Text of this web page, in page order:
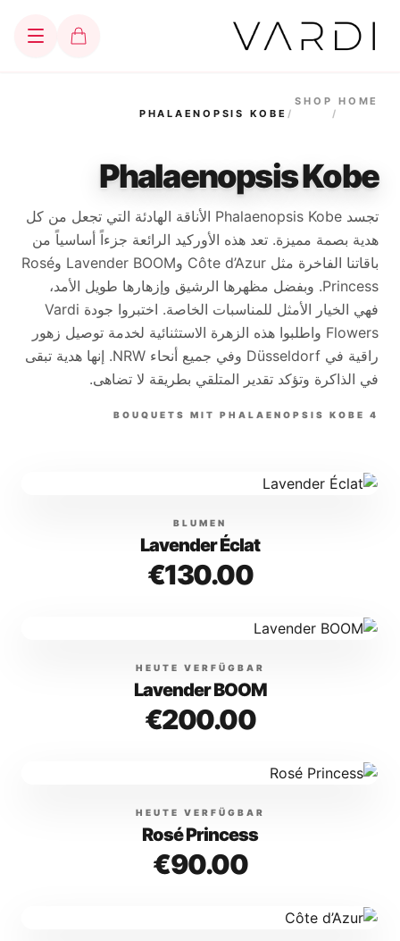
HOME
/
SHOP
/
PHALAENOPSIS KOBE
Phalaenopsis Kobe
تجسد Phalaenopsis Kobe الأناقة الهادئة التي تجعل من كل
هدية بصمة مميزة. تعد هذه الأوركيد الرائعة جزءاً أساسياً من
باقاتنا الفاخرة مثل Côte d’Azur وLavender BOOM وRosé
Princess. وبفضل مظهرها الرشيق وإزهارها طويل الأمد،
فهي الخيار الأمثل للمناسبات الخاصة. اختبروا جودة Vardi
Flowers واطلبوا هذه الزهرة الاستثنائية لخدمة توصيل زهور
راقية في Düsseldorf وفي جميع أنحاء NRW. إنها هدية تبقى
في الذاكرة وتؤكد تقدير المتلقي بطريقة لا تضاهى.
4
BOUQUETS MIT PHALAENOPSIS KOBE
BLUMEN
Lavender Éclat
€130.00
HEUTE VERFÜGBAR
Lavender BOOM
€200.00
HEUTE VERFÜGBAR
Rosé Princess
€90.00